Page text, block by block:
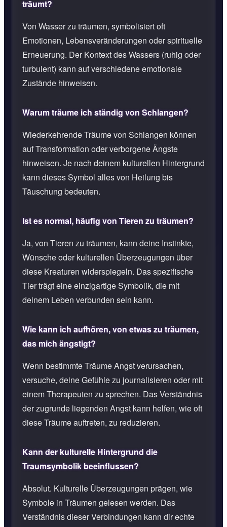
träumt?
Von Wasser zu träumen, symbolisiert oft
Emotionen, Lebensveränderungen oder spirituelle
Erneuerung. Der Kontext des Wassers (ruhig oder
turbulent) kann auf verschiedene emotionale
Zustände hinweisen.
Warum träume ich ständig von Schlangen?
Wiederkehrende Träume von Schlangen können
auf Transformation oder verborgene Ängste
hinweisen. Je nach deinem kulturellen Hintergrund
kann dieses Symbol alles von Heilung bis
Täuschung bedeuten.
Ist es normal, häufig von Tieren zu träumen?
Ja, von Tieren zu träumen, kann deine Instinkte,
Wünsche oder kulturellen Überzeugungen über
diese Kreaturen widerspiegeln. Das spezifische
Tier trägt eine einzigartige Symbolik, die mit
deinem Leben verbunden sein kann.
Wie kann ich aufhören, von etwas zu träumen,
das mich ängstigt?
Wenn bestimmte Träume Angst verursachen,
versuche, deine Gefühle zu journalisieren oder mit
einem Therapeuten zu sprechen. Das Verständnis
der zugrunde liegenden Angst kann helfen, wie oft
diese Träume auftreten, zu reduzieren.
Kann der kulturelle Hintergrund die
Traumsymbolik beeinflussen?
Absolut. Kulturelle Überzeugungen prägen, wie
Symbole in Träumen gelesen werden. Das
Verständnis dieser Verbindungen kann dir echte